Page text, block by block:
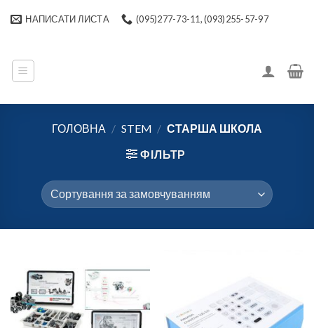
НАПИСАТИ ЛИСТА (095)277-73-11, (093)255-57-97
ГОЛОВНА / STEM / СТАРША ШКОЛА
ФІЛЬТР